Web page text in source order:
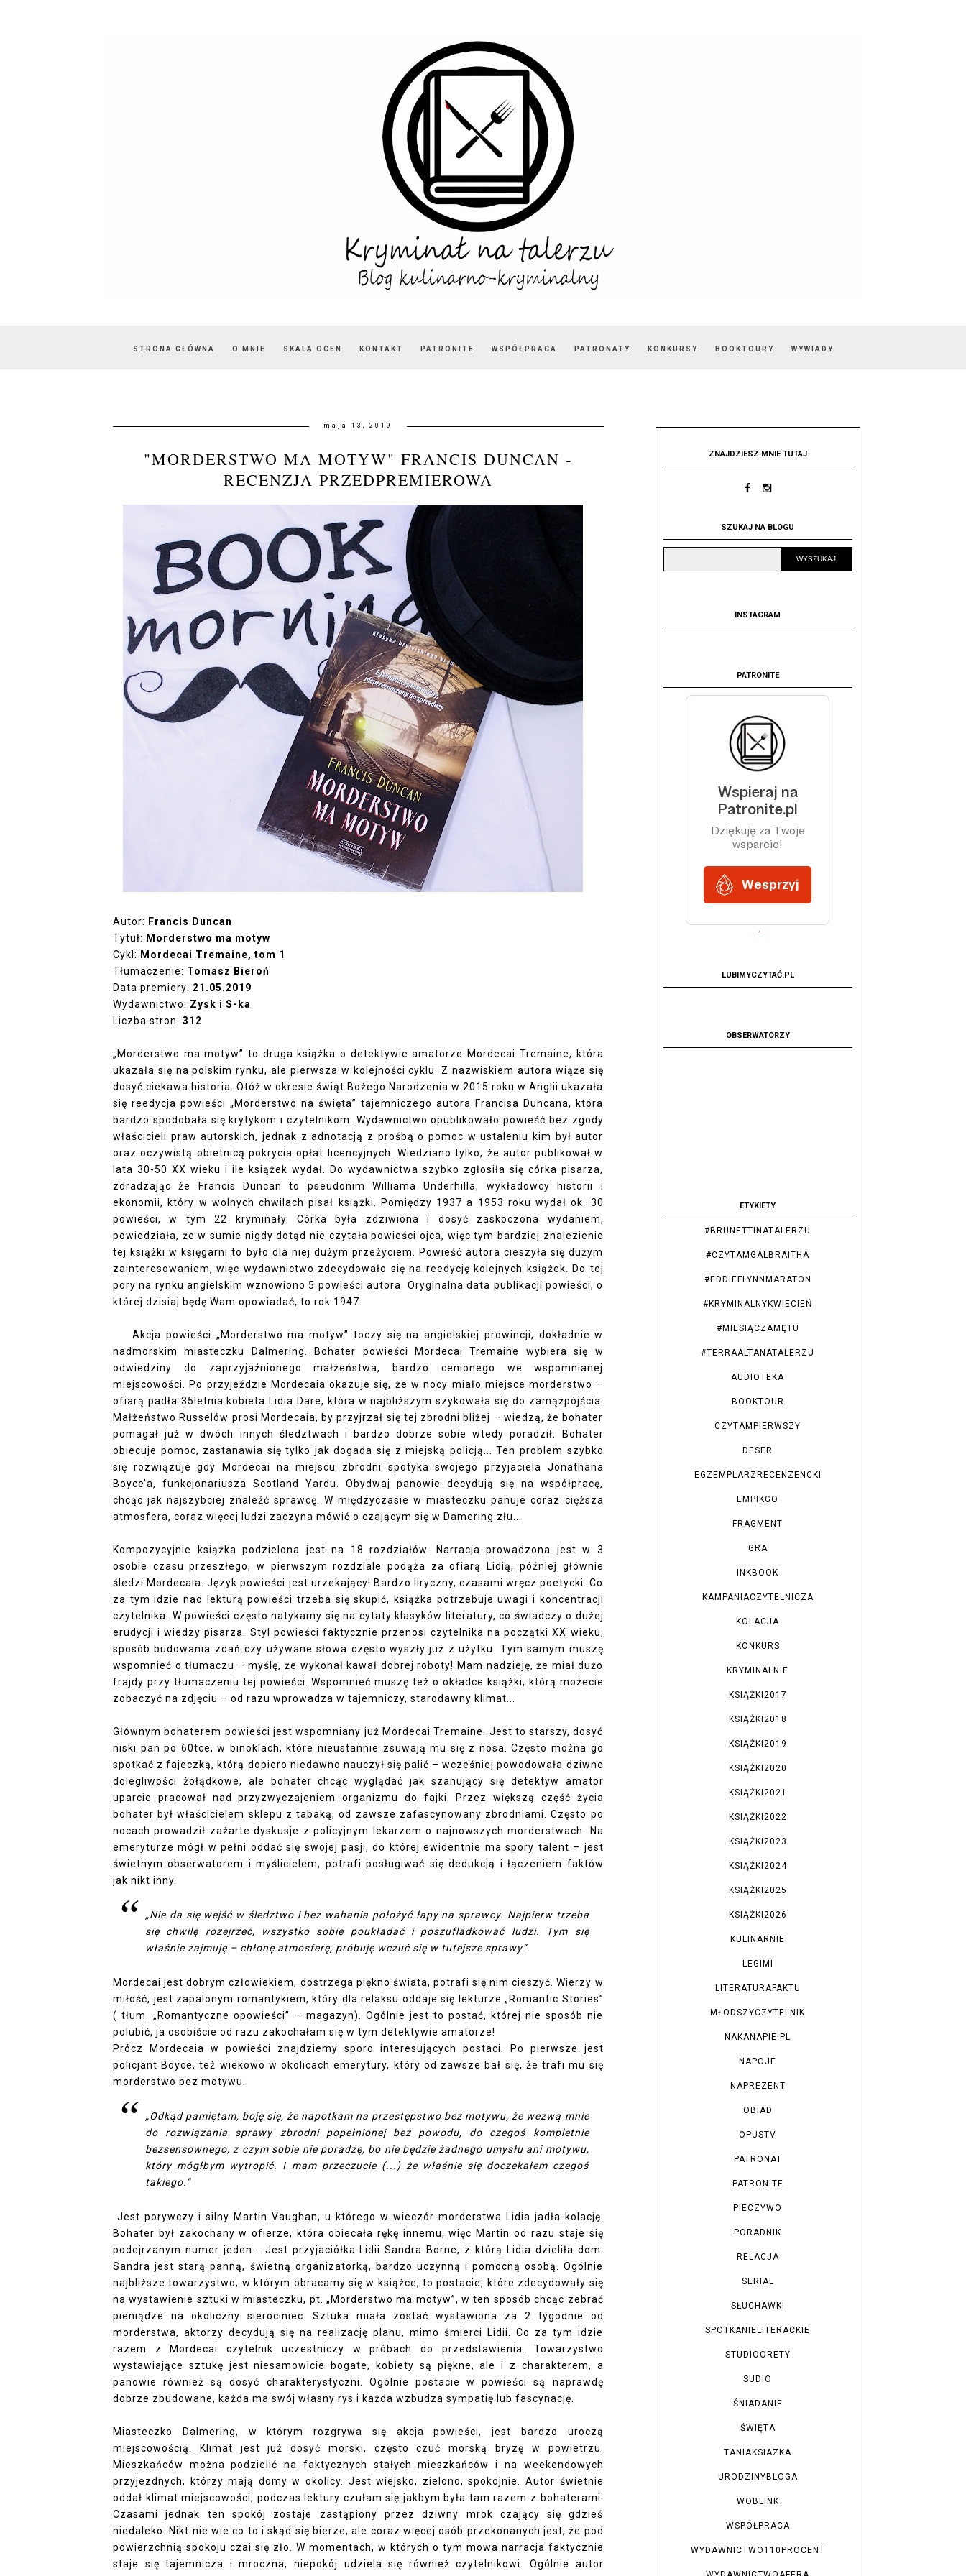
STRONA GŁÓWNA O MNIE SKALA OCEN KONTAKT PATRONITE WSPÓŁPRACA PATRONATY KONKURSY BOOKTOURY WYWIADY
maja 13, 2019
"MORDERSTWO MA MOTYW" FRANCIS DUNCAN -
RECENZJA PRZEDPREMIEROWA
Autor: Francis Duncan
Tytuł: Morderstwo ma motyw
Cykl: Mordecai Tremaine, tom 1
Tłumaczenie: Tomasz Bieroń
Data premiery: 21.05.2019
Wydawnictwo: Zysk i S-ka
Liczba stron: 312
„Morderstwo ma motyw” to druga książka o detektywie amatorze Mordecai Tremaine, która
ukazała się na polskim rynku, ale pierwsza w kolejności cyklu. Z nazwiskiem autora wiąże się
dosyć ciekawa historia. Otóż w okresie świąt Bożego Narodzenia w 2015 roku w Anglii ukazała
się reedycja powieści „Morderstwo na święta” tajemniczego autora Francisa Duncana, która
bardzo spodobała się krytykom i czytelnikom. Wydawnictwo opublikowało powieść bez zgody
właścicieli praw autorskich, jednak z adnotacją z prośbą o pomoc w ustaleniu kim był autor
oraz oczywistą obietnicą pokrycia opłat licencyjnych. Wiedziano tylko, że autor publikował w
lata 30-50 XX wieku i ile książek wydał. Do wydawnictwa szybko zgłosiła się córka pisarza,
zdradzając że Francis Duncan to pseudonim Williama Underhilla, wykładowcy historii i
ekonomii, który w wolnych chwilach pisał książki. Pomiędzy 1937 a 1953 roku wydał ok. 30
powieści, w tym 22 kryminały. Córka była zdziwiona i dosyć zaskoczona wydaniem,
powiedziała, że w sumie nigdy dotąd nie czytała powieści ojca, więc tym bardziej znalezienie
tej książki w księgarni to było dla niej dużym przeżyciem. Powieść autora cieszyła się dużym
zainteresowaniem, więc wydawnictwo zdecydowało się na reedycję kolejnych książek. Do tej
pory na rynku angielskim wznowiono 5 powieści autora. Oryginalna data publikacji powieści, o
której dzisiaj będę Wam opowiadać, to rok 1947.
Akcja powieści „Morderstwo ma motyw” toczy się na angielskiej prowincji, dokładnie w
nadmorskim miasteczku Dalmering. Bohater powieści Mordecai Tremaine wybiera się w
odwiedziny do zaprzyjaźnionego małżeństwa, bardzo cenionego we wspomnianej
miejscowości. Po przyjeździe Mordecaia okazuje się, że w nocy miało miejsce morderstwo –
ofiarą padła 35letnia kobieta Lidia Dare, która w najbliższym szykowała się do zamążpójścia.
Małżeństwo Russelów prosi Mordecaia, by przyjrzał się tej zbrodni bliżej – wiedzą, że bohater
pomagał już w dwóch innych śledztwach i bardzo dobrze sobie wtedy poradził. Bohater
obiecuje pomoc, zastanawia się tylko jak dogada się z miejską policją... Ten problem szybko
się rozwiązuje gdy Mordecai na miejscu zbrodni spotyka swojego przyjaciela Jonathana
Boyce’a, funkcjonariusza Scotland Yardu. Obydwaj panowie decydują się na współpracę,
chcąc jak najszybciej znaleźć sprawcę. W międzyczasie w miasteczku panuje coraz cięższa
atmosfera, coraz więcej ludzi zaczyna mówić o czającym się w Damering złu...
Kompozycyjnie książka podzielona jest na 18 rozdziałów. Narracja prowadzona jest w 3
osobie czasu przeszłego, w pierwszym rozdziale podąża za ofiarą Lidią, później głównie
śledzi Mordecaia. Język powieści jest urzekający! Bardzo liryczny, czasami wręcz poetycki. Co
za tym idzie nad lekturą powieści trzeba się skupić, książka potrzebuje uwagi i koncentracji
czytelnika. W powieści często natykamy się na cytaty klasyków literatury, co świadczy o dużej
erudycji i wiedzy pisarza. Styl powieści faktycznie przenosi czytelnika na początki XX wieku,
sposób budowania zdań czy używane słowa często wyszły już z użytku. Tym samym muszę
wspomnieć o tłumaczu – myślę, że wykonał kawał dobrej roboty! Mam nadzieję, że miał dużo
frajdy przy tłumaczeniu tej powieści. Wspomnieć muszę też o okładce książki, którą możecie
zobaczyć na zdjęciu – od razu wprowadza w tajemniczy, starodawny klimat...
Głównym bohaterem powieści jest wspomniany już Mordecai Tremaine. Jest to starszy, dosyć
niski pan po 60tce, w binoklach, które nieustannie zsuwają mu się z nosa. Często można go
spotkać z fajeczką, którą dopiero niedawno nauczył się palić – wcześniej powodowała dziwne
dolegliwości żołądkowe, ale bohater chcąc wyglądać jak szanujący się detektyw amator
uparcie pracował nad przyzwyczajeniem organizmu do fajki. Przez większą część życia
bohater był właścicielem sklepu z tabaką, od zawsze zafascynowany zbrodniami. Często po
nocach prowadził zażarte dyskusje z policyjnym lekarzem o najnowszych morderstwach. Na
emeryturze mógł w pełni oddać się swojej pasji, do której ewidentnie ma spory talent – jest
świetnym obserwatorem i myślicielem, potrafi posługiwać się dedukcją i łączeniem faktów
jak nikt inny.
„Nie da się wejść w śledztwo i bez wahania położyć łapy na sprawcy. Najpierw trzeba
się chwilę rozejrzeć, wszystko sobie poukładać i poszufladkować ludzi. Tym się
właśnie zajmuję – chłonę atmosferę, próbuję wczuć się w tutejsze sprawy”.
Mordecai jest dobrym człowiekiem, dostrzega piękno świata, potrafi się nim cieszyć. Wierzy w
miłość, jest zapalonym romantykiem, który dla relaksu oddaje się lekturze „Romantic Stories”
( tłum. „Romantyczne opowieści” – magazyn). Ogólnie jest to postać, której nie sposób nie
polubić, ja osobiście od razu zakochałam się w tym detektywie amatorze!
Prócz Mordecaia w powieści znajdziemy sporo interesujących postaci. Po pierwsze jest
policjant Boyce, też wiekowo w okolicach emerytury, który od zawsze bał się, że trafi mu się
morderstwo bez motywu.
„Odkąd pamiętam, boję się, że napotkam na przestępstwo bez motywu, że wezwą mnie
do rozwiązania sprawy zbrodni popełnionej bez powodu, do czegoś kompletnie
bezsensownego, z czym sobie nie poradzę, bo nie będzie żadnego umysłu ani motywu,
który mógłbym wytropić. I mam przeczucie (...) że właśnie się doczekałem czegoś
takiego.”
Jest porywczy i silny Martin Vaughan, u którego w wieczór morderstwa Lidia jadła kolację.
Bohater był zakochany w ofierze, która obiecała rękę innemu, więc Martin od razu staje się
podejrzanym numer jeden... Jest przyjaciółka Lidii Sandra Borne, z którą Lidia dzieliła dom.
Sandra jest starą panną, świetną organizatorką, bardzo uczynną i pomocną osobą. Ogólnie
najbliższe towarzystwo, w którym obracamy się w książce, to postacie, które zdecydowały się
na wystawienie sztuki w miasteczku, pt. „Morderstwo ma motyw”, w ten sposób chcąc zebrać
pieniądze na okoliczny sierociniec. Sztuka miała zostać wystawiona za 2 tygodnie od
morderstwa, aktorzy decydują się na realizację planu, mimo śmierci Lidii. Co za tym idzie
razem z Mordecai czytelnik uczestniczy w próbach do przedstawienia. Towarzystwo
wystawiające sztukę jest niesamowicie bogate, kobiety są piękne, ale i z charakterem, a
panowie również są dosyć charakterystyczni. Ogólnie postacie w powieści są naprawdę
dobrze zbudowane, każda ma swój własny rys i każda wzbudza sympatię lub fascynację.
Miasteczko Dalmering, w którym rozgrywa się akcja powieści, jest bardzo uroczą
miejscowością. Klimat jest już dosyć morski, często czuć morską bryzę w powietrzu.
Mieszkańców można podzielić na faktycznych stałych mieszkańców i na weekendowych
przyjezdnych, którzy mają domy w okolicy. Jest wiejsko, zielono, spokojnie. Autor świetnie
oddał klimat miejscowości, podczas lektury czułam się jakbym była tam razem z bohaterami.
Czasami jednak ten spokój zostaje zastąpiony przez dziwny mrok czający się gdzieś
niedaleko. Nikt nie wie co to i skąd się bierze, ale coraz więcej osób przekonanych jest, że pod
powierzchnią spokoju czai się zło. W momentach, w których o tym mowa narracja faktycznie
staje się tajemnicza i mroczna, niepokój udziela się również czytelnikowi. Ogólnie autor
ZNAJDZIESZ MNIE TUTAJ
SZUKAJ NA BLOGU
INSTAGRAM
PATRONITE
LUBIMYCZYTAĆ.PL
OBSERWATORZY
ETYKIETY
#BRUNETTINATALERZU
#CZYTAMGALBRAITHA
#EDDIEFLYNNMARATON
#KRYMINALNYKWIECIEŃ
#MIESIĄCZAMĘTU
#TERRAALTANATALERZU
AUDIOTEKA
BOOKTOUR
CZYTAMPIERWSZY
DESER
EGZEMPLARZRECENZENCKI
EMPIKGO
FRAGMENT
GRA
INKBOOK
KAMPANIACZYTELNICZA
KOLACJA
KONKURS
KRYMINALNIE
KSIĄŻKI2017
KSIĄŻKI2018
KSIĄŻKI2019
KSIĄŻKI2020
KSIĄŻKI2021
KSIĄŻKI2022
KSIĄŻKI2023
KSIĄŻKI2024
KSIĄŻKI2025
KSIĄŻKI2026
KULINARNIE
LEGIMI
LITERATURAFAKTU
MŁODSZYCZYTELNIK
NAKANAPIE.PL
NAPOJE
NAPREZENT
OBIAD
OPUSTV
PATRONAT
PATRONITE
PIECZYWO
PORADNIK
RELACJA
SERIAL
SŁUCHAWKI
SPOTKANIELITERACKIE
STUDIOORETY
SUDIO
ŚNIADANIE
ŚWIĘTA
TANIAKSIAZKA
URODZINYBLOGA
WOBLINK
WSPÓŁPRACA
WYDAWNICTWO110PROCENT